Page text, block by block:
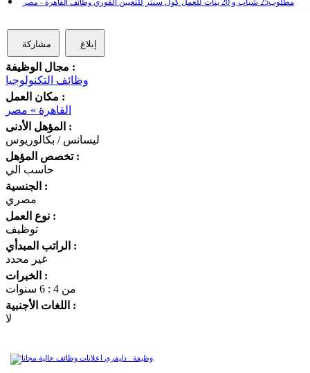
وظائف القاهرة - مصر
مشاركة إبلاغ
مجال الوظيفة :
وظائف التكنولوجيا
مكان العمل :
القاهرة » مصر
المؤهل الأدنى :
ليسانس / بكالوريوس
تخصص المؤهل :
حاسب الي
الجنسية :
مصري
نوع العمل :
توظيف
الراتب المبدأي :
غير محدد
الخبرات :
من 4 : 6 سنوات
اللغات الأجنبية :
لا